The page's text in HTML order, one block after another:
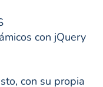
con jQuery
con su propia